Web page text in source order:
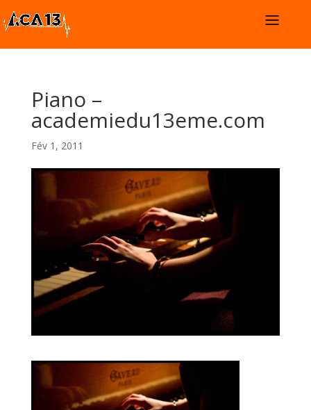
Piano –
academiedu13eme.com
Fév 1, 2011